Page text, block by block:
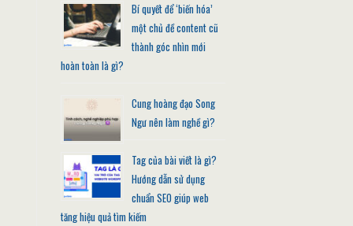
Bí quyết để ‘biến hóa’
một chủ đề content cũ
thành góc nhìn mới
hoàn toàn là gì?
Cung hoàng đạo Song
Ngư nên làm nghề gì?
Tag của bài viết là gì?
Hướng dẫn sử dụng
chuẩn SEO giúp web
tăng hiệu quả tìm kiếm